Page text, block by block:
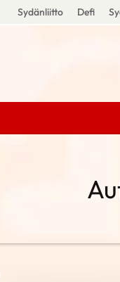
Sydänliitto Defi